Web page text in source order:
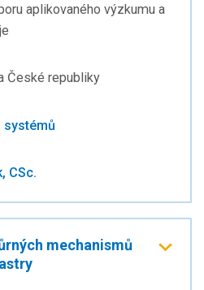
aplikovaného výzkumu a
České republiky
systémů
CSc.
mechanismů